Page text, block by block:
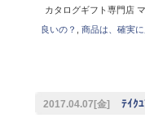
カタログギフト専門店
良いの？
商品は、確実
2017.04.07[金] ﾃｲｸ